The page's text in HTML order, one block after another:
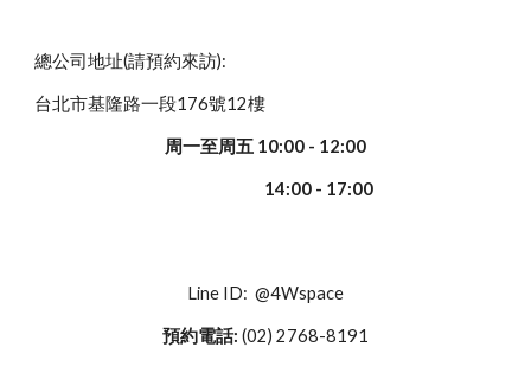
總公司地址(請預約來訪):
台北市基隆路一段176號12樓
周一至周五 10:00 - 12:00
14:00 - 17:00
Line ID: @4Wspace
預約電話: (02) 2768-8191